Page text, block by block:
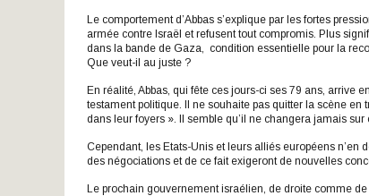
Le comportement d’Abbas s’explique par les fortes
armée contre Israël et refusent tout compromis. Plus
dans la bande de Gaza, condition essentielle pour la
Que veut-il au juste ?
En réalité, Abbas, qui fête ces jours-ci ses 79 ans, arrive
testament politique. Il ne souhaite pas quitter la scène
dans leur foyers ». Il semble qu’il ne changera jamais sur
Cependant, les Etats-Unis et leurs alliés européens n’en
des négociations et de ce fait exigeront de nouvelles
Le prochain gouvernement israélien, de droite comme